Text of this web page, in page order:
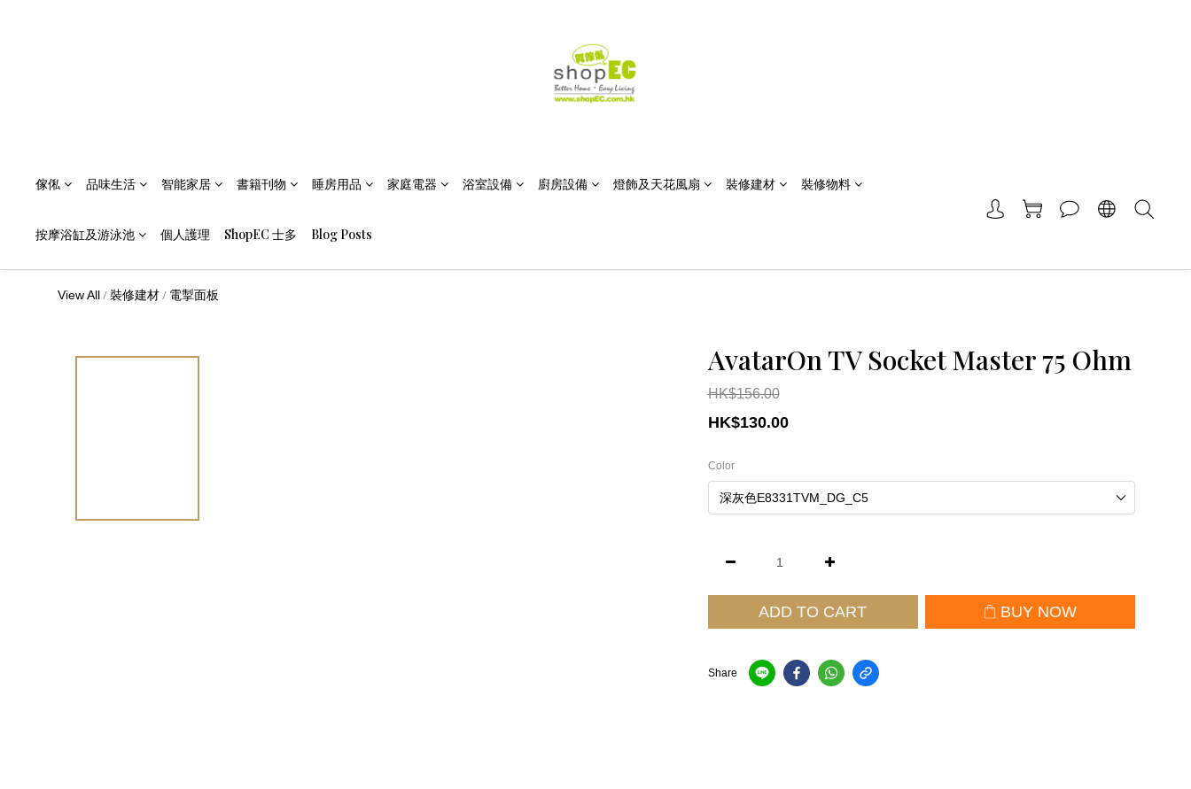
傢俬 品味生活 智能家居 書籍刊物 睡房用品 家庭電器 浴室設備 廚房設備 燈飾及天花風扇 裝修建材 裝修物料
按摩浴缸及游泳池 個人護理 ShopEC 士多 Blog Posts
View All /裝修建材 / 電掣面板
AvatarOn TV Socket Master 75 Ohm
HK$156.00
HK$130.00
Color
ADD TO CART BUY NOW
Share